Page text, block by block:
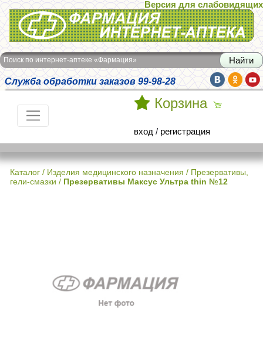
Интернет-аптека Фармация
Версия для слабовидящих
Поиск по интернет-аптеке «Фармация»
Служба обработки заказов 99-98-28
Корзина
вход / регистрация
Каталог / Изделия медицинского назначения / Презервативы,
гели-смазки / Презервативы Максус Ультра thin №12